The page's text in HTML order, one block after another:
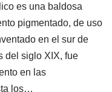
es una baldosa
pigmentado, de uso
en el sur de
del siglo XIX, fue
en las
los…